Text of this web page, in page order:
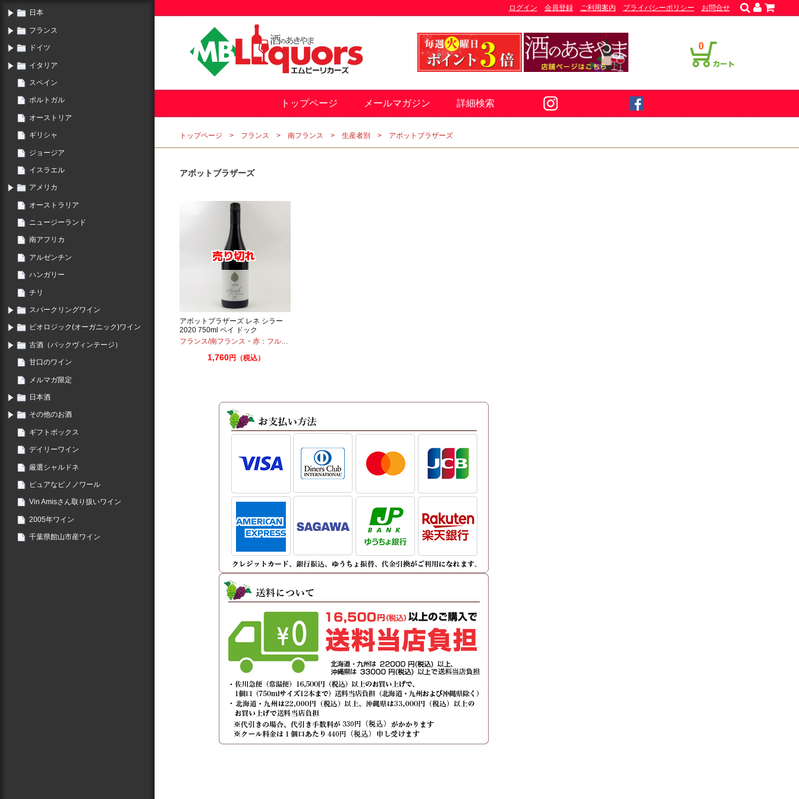
日本
フランス
ドイツ
イタリア
スペイン
ポルトガル
オーストリア
ギリシャ
ジョージア
イスラエル
アメリカ
オーストラリア
ニュージーランド
南アフリカ
アルゼンチン
ハンガリー
チリ
スパークリングワイン
ビオロジック(オーガニック)ワイン
古酒（バックヴィンテージ）
甘口のワイン
メルマガ限定
日本酒
その他のお酒
ギフトボックス
デイリーワイン
厳選シャルドネ
ピュアなピノノワール
Vin Amisさん取り扱いワイン
2005年ワイン
千葉県館山市産ワイン
0
ログイン 会員登録 ご利用案内 プライバシーポリシー お問合せ
トップページ メールマガジン 詳細検索
トップページ フランス 南フランス 生産者別 アボットブラザーズ
アボットブラザーズ
アボットブラザーズ レネ シラー
2020 750ml ペイ ドック
フランス/南フランス ・ 赤：フルボディ
1,760円（税込）